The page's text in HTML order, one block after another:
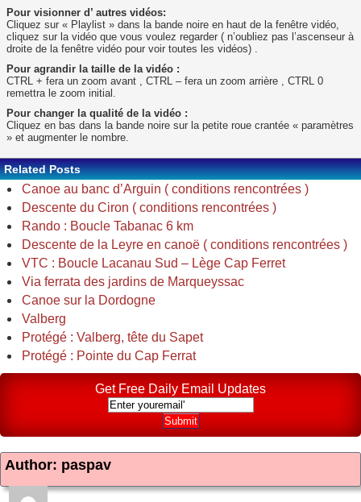
Pour visionner d’ autres vidéos:
Cliquez sur « Playlist » dans la bande noire en haut de la fenêtre vidéo,
cliquez sur la vidéo que vous voulez regarder ( n’oubliez pas l’ascenseur à
droite de la fenêtre vidéo pour voir toutes les vidéos) .
Pour agrandir la taille de la vidéo :
CTRL + fera un zoom avant , CTRL – fera un zoom arrière , CTRL 0
remettra le zoom initial.
Pour changer la qualité de la vidéo :
Cliquez en bas dans la bande noire sur la petite roue crantée « paramètres
» et augmenter le nombre.
Related Posts
Canoe au banc d’Arguin ( conditions rencontrées )
Descente du Ciron ( conditions rencontrées )
Rando : Boucle Tabanac 6 km
Descente de la Leyre en canoë ( conditions rencontrées )
VTC : Boucle Lacanau Sud – Lège Cap Ferret
Via ferrata des jardins de Marqueyssac
Canoe sur la Dordogne
Valberg
Protégé : Valberg, tête du Sapet
Protégé : Pointe du Cap Ferrat
Get Free Daily Email Updates
Author: paspav